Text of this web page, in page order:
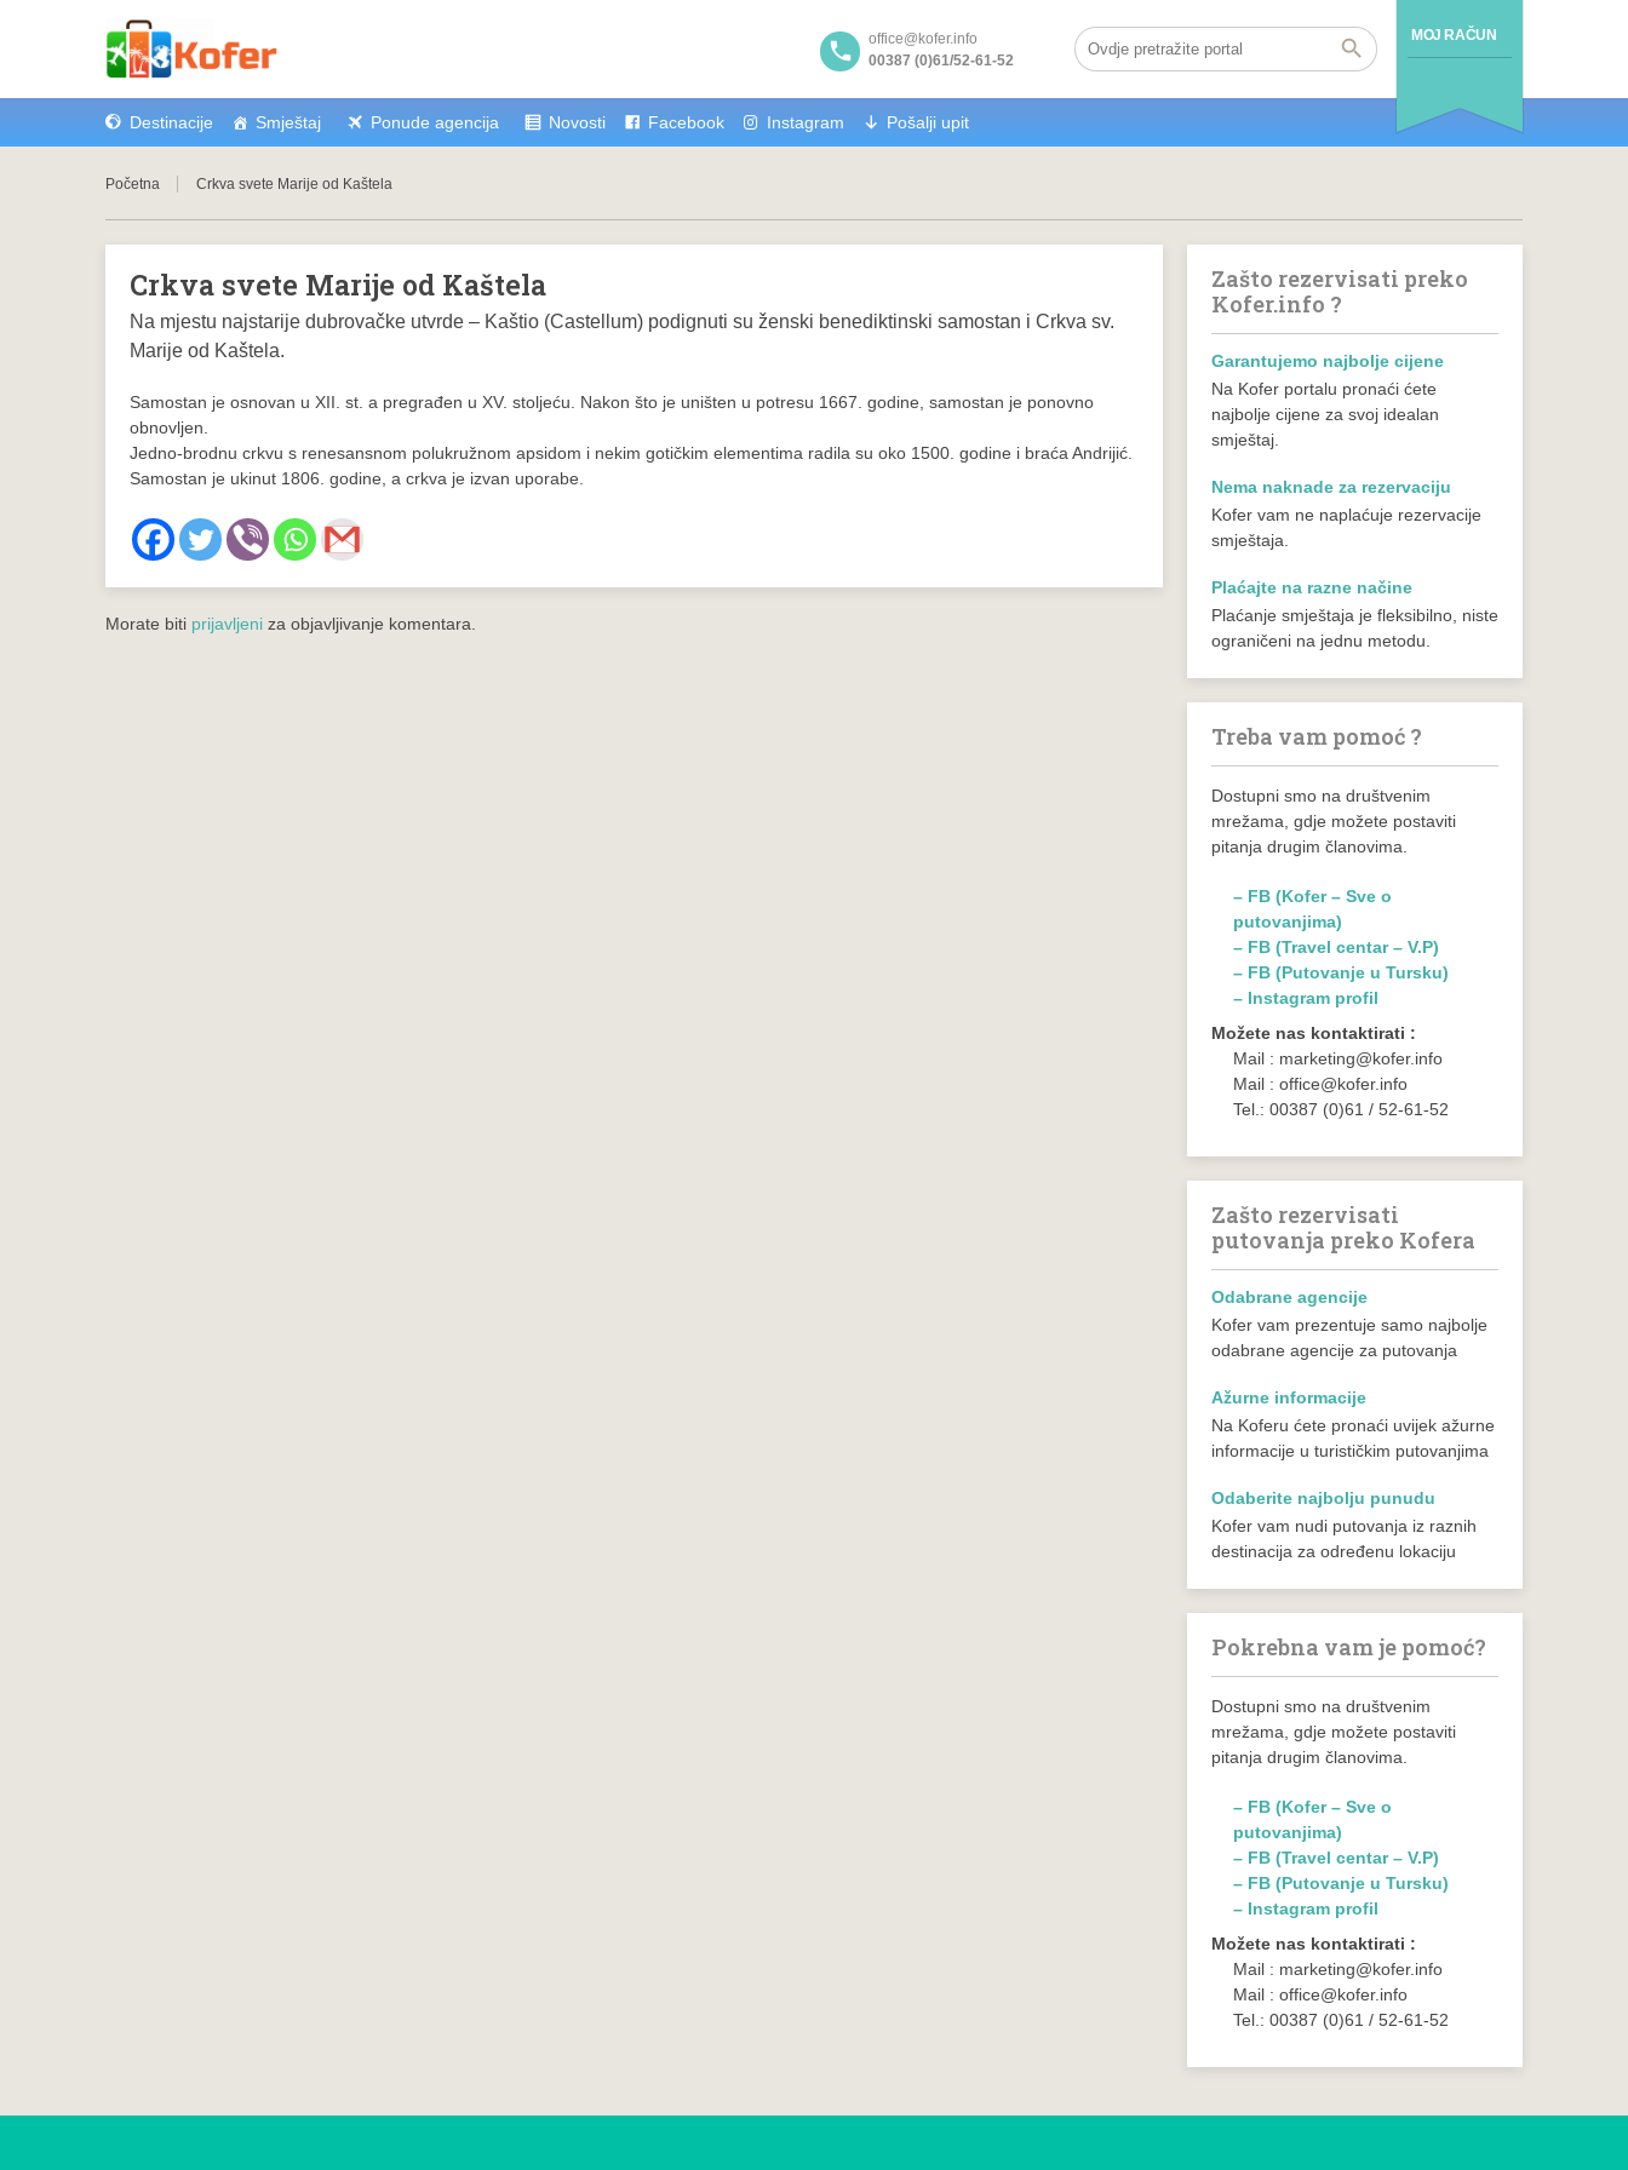
MOJ RAČUN
office@kofer.info
00387 (0)61/52-61-52
Destinacije Smještaj Ponude agencija Novosti Facebook Instagram Pošalji upit
Početna Crkva svete Marije od Kaštela
Crkva svete Marije od Kaštela
Na mjestu najstarije dubrovačke utvrde – Kaštio (Castellum) podignuti su ženski benediktinski samostan i Crkva sv.
Marije od Kaštela.
Samostan je osnovan u XII. st. a pregrađen u XV. stoljeću. Nakon što je uništen u potresu 1667. godine, samostan je ponovno
obnovljen.
Jedno-brodnu crkvu s renesansnom polukružnom apsidom i nekim gotičkim elementima radila su oko 1500. godine i braća Andrijić.
Samostan je ukinut 1806. godine, a crkva je izvan uporabe.
Morate biti prijavljeni za objavljivanje komentara.
Zašto rezervisati preko
Kofer.info ?
Garantujemo najbolje cijene
Na Kofer portalu pronaći ćete
najbolje cijene za svoj idealan
smještaj.
Nema naknade za rezervaciju
Kofer vam ne naplaćuje rezervacije
smještaja.
Plaćajte na razne načine
Plaćanje smještaja je fleksibilno, niste
ograničeni na jednu metodu.
Treba vam pomoć ?
Dostupni smo na društvenim
mrežama, gdje možete postaviti
pitanja drugim članovima.
– FB (Kofer – Sve o
putovanjima)
– FB (Travel centar – V.P)
– FB (Putovanje u Tursku)
– Instagram profil
Možete nas kontaktirati :
Mail : marketing@kofer.info
Mail : office@kofer.info
Tel.: 00387 (0)61 / 52-61-52
Zašto rezervisati
putovanja preko Kofera
Odabrane agencije
Kofer vam prezentuje samo najbolje
odabrane agencije za putovanja
Ažurne informacije
Na Koferu ćete pronaći uvijek ažurne
informacije u turističkim putovanjima
Odaberite najbolju punudu
Kofer vam nudi putovanja iz raznih
destinacija za određenu lokaciju
Pokrebna vam je pomoć?
Dostupni smo na društvenim
mrežama, gdje možete postaviti
pitanja drugim članovima.
– FB (Kofer – Sve o
putovanjima)
– FB (Travel centar – V.P)
– FB (Putovanje u Tursku)
– Instagram profil
Možete nas kontaktirati :
Mail : marketing@kofer.info
Mail : office@kofer.info
Tel.: 00387 (0)61 / 52-61-52